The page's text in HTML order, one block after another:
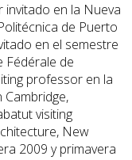
invitado en la Nueva
de Puerto
en el semestre
Fédérale de
professor en la
visiting
New
2009 y primavera